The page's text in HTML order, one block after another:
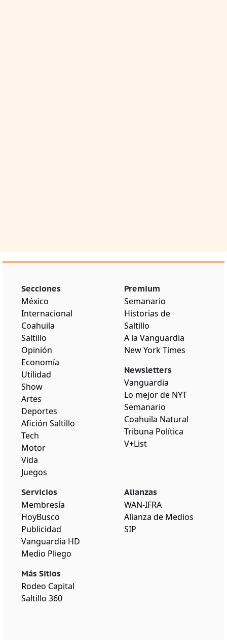
Secciones
México
Internacional
Coahuila
Saltillo
Opinión
Economía
Utilidad
Show
Artes
Deportes
Afición Saltillo
Tech
Motor
Vida
Juegos
Premium
Semanario
Historias de
Saltillo
A la Vanguardia
New York Times
Newsletters
Vanguardia
Lo mejor de NYT
Semanario
Coahuila Natural
Tribuna Política
V+List
Servicios
Membresía
HoyBusco
Publicidad
Vanguardia HD
Medio Pliego
Más Sitios
Rodeo Capital
Saltillo 360
Alianzas
WAN-IFRA
Alianza de Medios
SIP